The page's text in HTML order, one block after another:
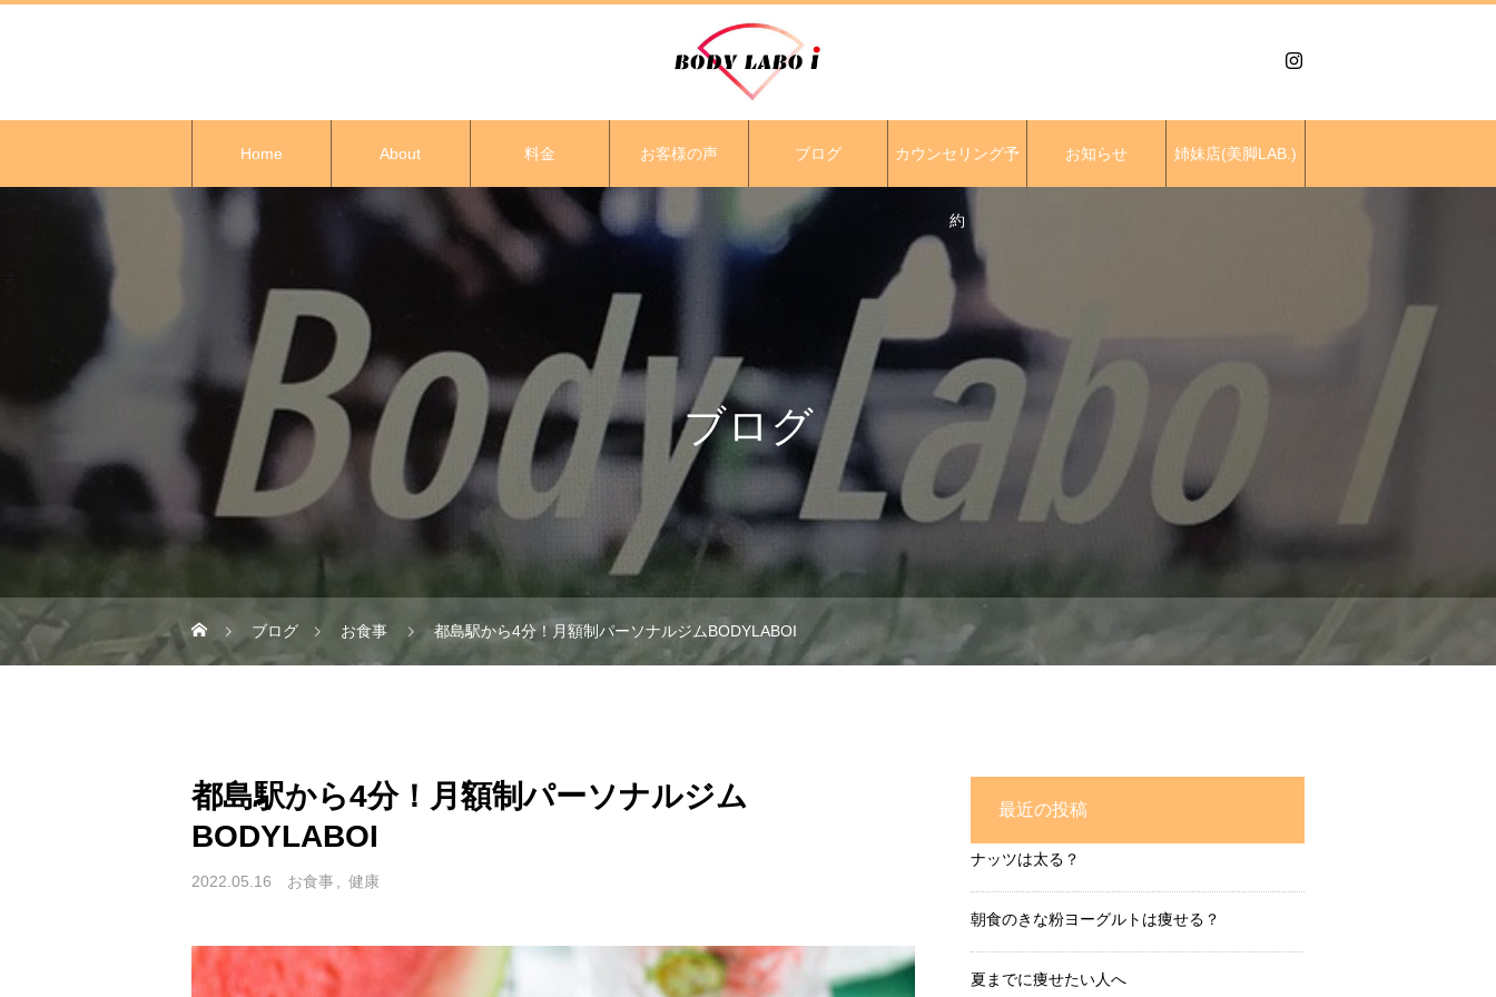
Home About 料金 お客様の声 ブログ カウンセリング予
約
お知らせ 姉妹店(美脚LAB.)
ブログ
ブログ お食事 都島駅から4分！月額制パーソナルジムBODYLABOI
都島駅から4分！月額制パーソナルジム
BODYLABOI
2022.05.16 お食事 健康
最近の投稿
ナッツは太る？
朝食のきな粉ヨーグルトは痩せる？
夏までに痩せたい人へ